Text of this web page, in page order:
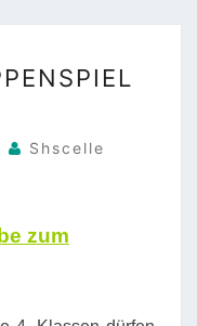
Shscelle
zum